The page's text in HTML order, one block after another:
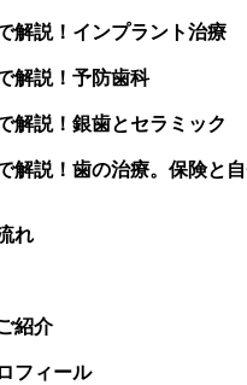
解説！インプラント治療
解説！予防歯科
解説！銀歯とセラミック
解説！歯の治療。保険と
れ
紹介
フィール